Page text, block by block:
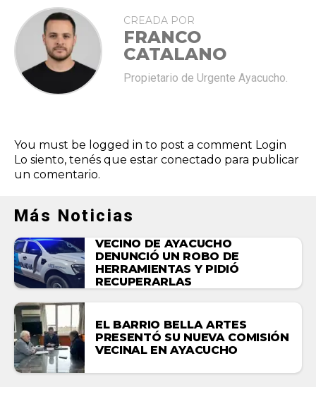
CREADA POR
FRANCO
CATALANO
Propietario de Urgente Ayacucho.
You must be logged in to post a comment Login
Lo siento, tenés que estar conectado para publicar
un comentario.
Más Noticias
VECINO DE AYACUCHO
DENUNCIÓ UN ROBO DE
HERRAMIENTAS Y PIDIÓ
RECUPERARLAS
EL BARRIO BELLA ARTES
PRESENTÓ SU NUEVA COMISIÓN
VECINAL EN AYACUCHO